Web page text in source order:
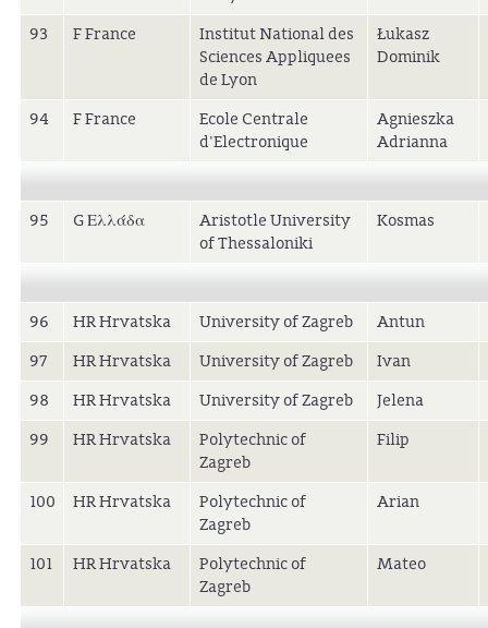
93
F France
Institut National des
Sciences Appliquees
de Lyon
Łukasz
Dominik
94 F France
Ecole Centrale
d'Electronique
Agnieszka
Adrianna
95 G Ελλάδα
Aristotle University
of Thessaloniki
Kosmas
96 HR Hrvatska University of Zagreb Antun
97
HR Hrvatska University of Zagreb Ivan
98
HR Hrvatska University of Zagreb Jelena
99
HR Hrvatska
Polytechnic of
Zagreb
Filip
100 HR Hrvatska
Polytechnic of
Zagreb
Arian
101 HR Hrvatska
Polytechnic of
Zagreb
Mateo